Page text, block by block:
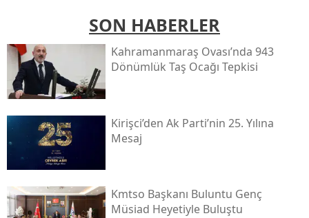
SON HABERLER
Kahramanmaraş Ovası’nda 943
Dönümlük Taş Ocağı Tepkisi
Kirişci’den Ak Parti’nin 25. Yılına
Mesaj
Kmtso Başkanı Buluntu Genç
Müsi̇ad Heyetiyle Buluştu